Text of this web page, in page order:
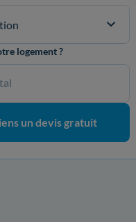
logement ?
un devis gratuit